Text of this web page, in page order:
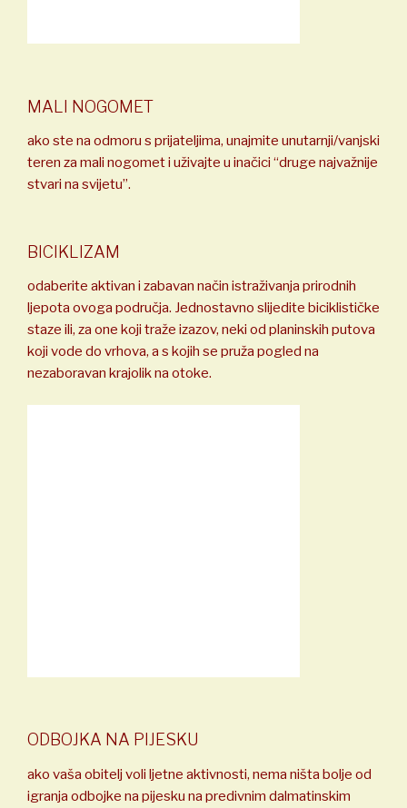
MALI NOGOMET
ako ste na odmoru s prijateljima, unajmite unutarnji/vanjski
teren za mali nogomet i uživajte u inačici “druge najvažnije
stvari na svijetu”.
BICIKLIZAM
odaberite aktivan i zabavan način istraživanja prirodnih
ljepota ovoga područja. Jednostavno slijedite biciklističke
staze ili, za one koji traže izazov, neki od planinskih putova
koji vode do vrhova, a s kojih se pruža pogled na
nezaboravan krajolik na otoke.
ODBOJKA NA PIJESKU
ako vaša obitelj voli ljetne aktivnosti, nema ništa bolje od
igranja odbojke na pijesku na predivnim dalmatinskim